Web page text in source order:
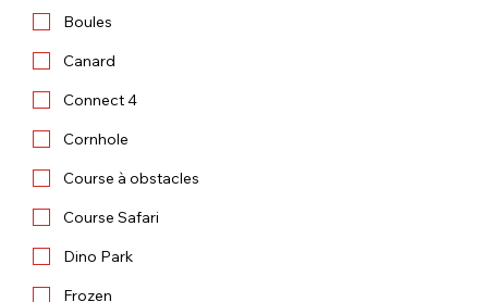
Boules
Canard
Connect 4
Cornhole
Course à obstacles
Course Safari
Dino Park
Frozen